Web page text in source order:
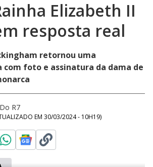
Elizabeth II
resposta real
retornou uma
com foto e assinatura da dama de
Do R7
EM 30/03/2024 - 10H19)